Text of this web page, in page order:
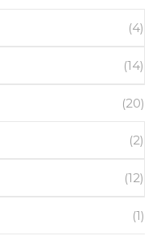
(4)
(14)
(20)
(2)
(12)
(1)